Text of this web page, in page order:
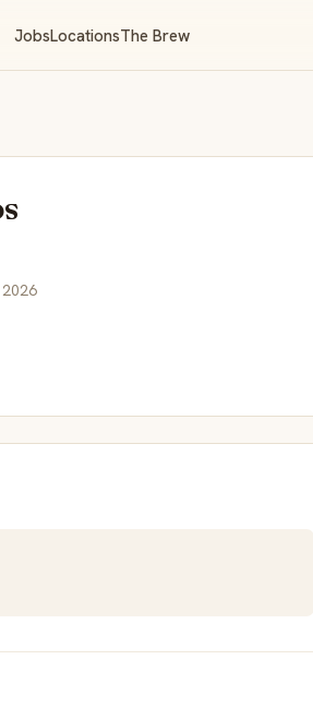
JobsLocationsThe Brew